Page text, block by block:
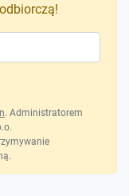
. Administratorem